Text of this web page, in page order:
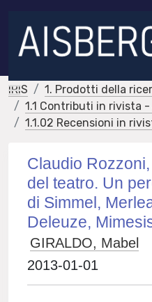
IRIS
1. Prodotti della
1.1 Contributi in rivista
1.1.02 Recensioni in
Claudio
del teatro. Un
di Simmel,
Deleuze,
GIRALDO, Mabel
2013-01-01